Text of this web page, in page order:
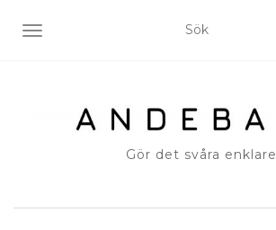
SLÅ PÅ/AV NAVIGERING
Gör det svåra enklare